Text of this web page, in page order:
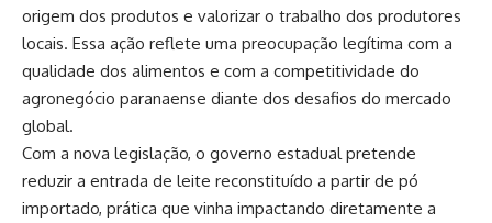
origem dos produtos e valorizar o trabalho dos produtores
locais. Essa ação reflete uma preocupação legítima com a
qualidade dos alimentos e com a competitividade do
agronegócio paranaense diante dos desafios do mercado
global.
Com a nova legislação, o governo estadual pretende
reduzir a entrada de leite reconstituído a partir de pó
importado, prática que vinha impactando diretamente a